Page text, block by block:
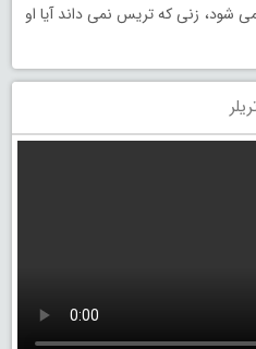
شود، زنی که تریس نمی داند آیا او